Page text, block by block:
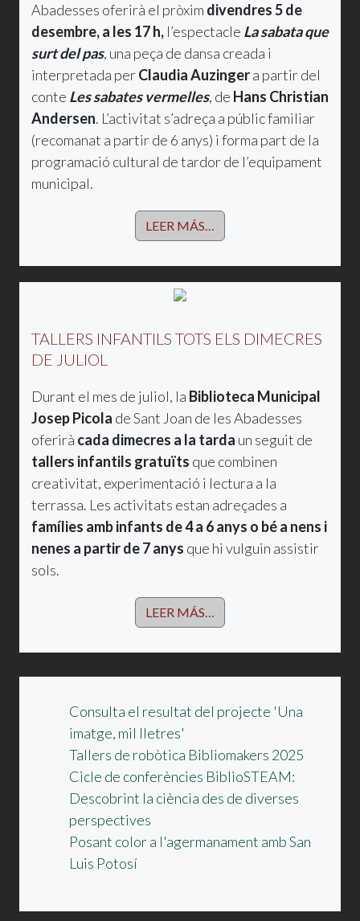
Abadesses oferirà el pròxim divendres 5 de
desembre, a les 17 h, l’espectacle La sabata que
surt del pas, una peça de dansa creada i
interpretada perClaudia Auzingera partir del
conte Les sabates vermelles, de Hans Christian
Andersen. L’activitat s’adreça a públic familiar
(recomanat a partir de 6 anys) i forma part de la
programació cultural de tardor de l’equipament
municipal.
LEER MÁS…
TALLERS INFANTILS TOTS ELS DIMECRES
DE JULIOL
Durant el mes de juliol, la Biblioteca Municipal
Josep Picola de Sant Joan de les Abadesses
oferirà cada dimecres a la tarda un seguit de
tallers infantils gratuïts que combinen
creativitat, experimentació i lectura a la
terrassa. Les activitats estan adreçades a
famílies amb infants de 4 a 6 anys o bé a nens i
nenes a partir de 7 anys que hi vulguin assistir
sols.
LEER MÁS…
Consulta el resultat del projecte 'Una
imatge, mil lletres'
Tallers de robòtica Bibliomakers 2025
Cicle de conferències BiblioSTEAM:
Descobrint la ciència des de diverses
perspectives
Posant color a l'agermanament amb San
Luis Potosí